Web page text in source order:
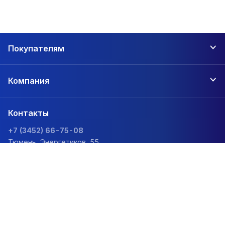
Покупателям
Компания
Контакты
+7 (3452) 66-75-08
Тюмень, Энергетиков, 55